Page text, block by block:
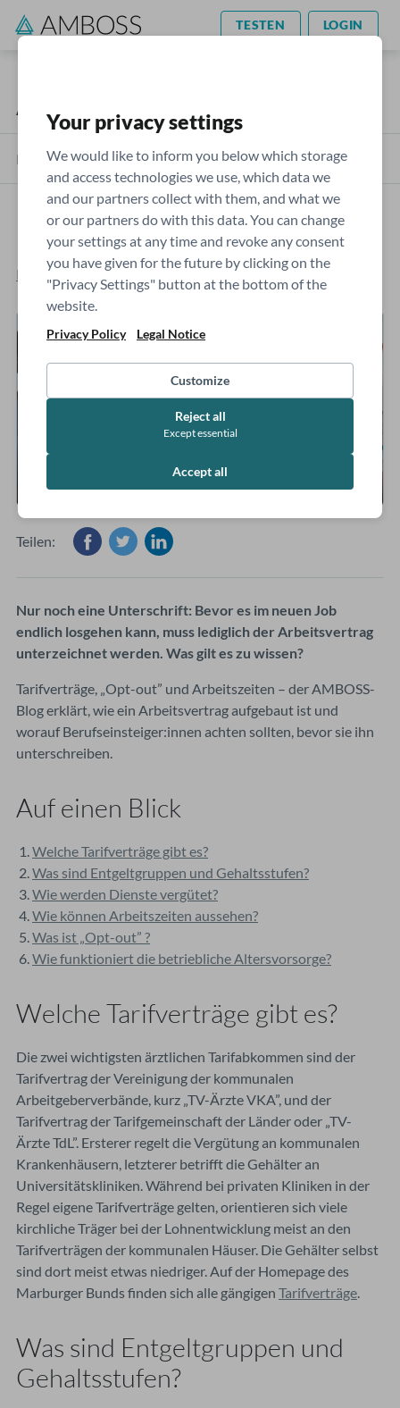
Your privacy settings
We would like to inform you below which storage
and access technologies we use, which data we
and our partners collect with them, and what we
or our partners do with this data. You can change
your settings at any time and revoke any consent
you have given for the future by clicking on the
"Privacy Settings" button at the bottom of the
website.
Privacy Policy Legal Notice
Customize
Reject all
Except essential
Accept all
TESTEN LOGIN
AMBOSS Blog
Kategorien
Der erste Arbeitsvertrag
Paulina Schimmelfennig - Sonntag, 30.4.2023
Teilen:
Nur noch eine Unterschrift: Bevor es im neuen Job
endlich losgehen kann, muss lediglich der Arbeitsvertrag
unterzeichnet werden. Was gilt es zu wissen?
Tarifverträge, „Opt-out” und Arbeitszeiten – der AMBOSS-
Blog erklärt, wie ein Arbeitsvertrag aufgebaut ist und
worauf Berufseinsteiger:innen achten sollten, bevor sie ihn
unterschreiben.
Auf einen Blick
Welche Tarifverträge gibt es?
Was sind Entgeltgruppen und Gehaltsstufen?
Wie werden Dienste vergütet?
Wie können Arbeitszeiten aussehen?
Was ist „Opt-out” ?
Wie funktioniert die betriebliche Altersvorsorge?
Welche Tarifverträge gibt es?
Die zwei wichtigsten ärztlichen Tarifabkommen sind der
Tarifvertrag der Vereinigung der kommunalen
Arbeitgeberverbände, kurz „TV-Ärzte VKA”, und der
Tarifvertrag der Tarifgemeinschaft der Länder oder „TV-
Ärzte TdL”. Ersterer regelt die Vergütung an kommunalen
Krankenhäusern, letzterer betrifft die Gehälter an
Universitätskliniken. Während bei privaten Kliniken in der
Regel eigene Tarifverträge gelten, orientieren sich viele
kirchliche Träger bei der Lohnentwicklung meist an den
Tarifverträgen der kommunalen Häuser. Die Gehälter selbst
sind dort meist etwas niedriger. Auf der Homepage des
Marburger Bunds finden sich alle gängigen Tarifverträge
Was sind Entgeltgruppen und
Gehaltsstufen?